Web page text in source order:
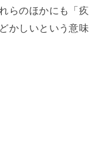
らのほかにも「疚
かしいという意味